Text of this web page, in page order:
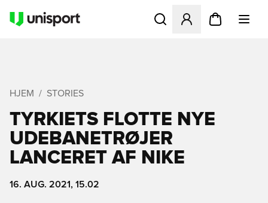
Åbner en Modal til at
HJEM STORIES
TYRKIETS FLOTTE NYE
UDEBANETRØJER
LANCERET AF NIKE
16. AUG. 2021, 15.02